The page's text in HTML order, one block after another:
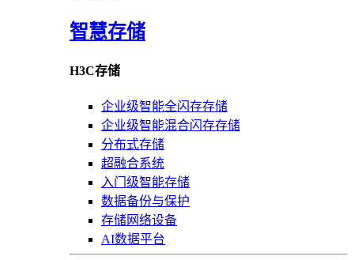
智慧存储
H3C存储
企业级智能全闪存存储
企业级智能混合闪存存储
分布式存储
超融合系统
入门级智能存储
数据备份与保护
存储网络设备
AI数据平台